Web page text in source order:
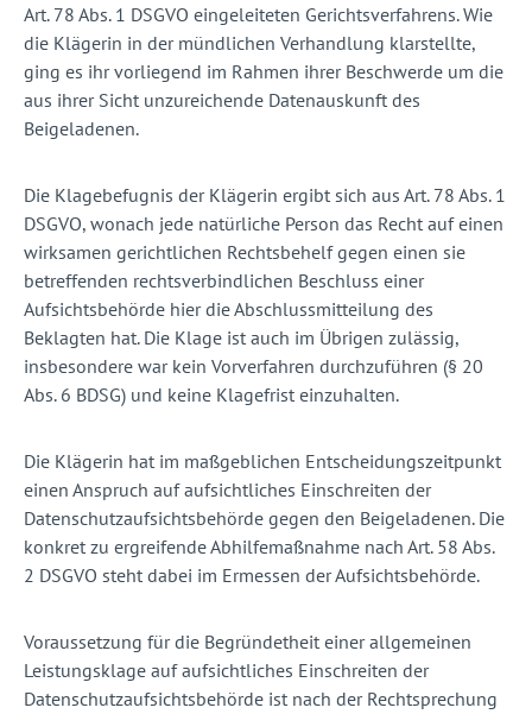
Art. 78 Abs. 1 DSGVO eingeleiteten Gerichtsverfahrens. Wie
die Klägerin in der mündlichen Verhandlung klarstellte,
ging es ihr vorliegend im Rahmen ihrer Beschwerde um die
aus ihrer Sicht unzureichende Datenauskunft des
Beigeladenen.
Die Klagebefugnis der Klägerin ergibt sich aus Art. 78 Abs. 1
DSGVO, wonach jede natürliche Person das Recht auf einen
wirksamen gerichtlichen Rechtsbehelf gegen einen sie
betreffenden rechtsverbindlichen Beschluss einer
Aufsichtsbehörde hier die Abschlussmitteilung des
Beklagten hat. Die Klage ist auch im Übrigen zulässig,
insbesondere war kein Vorverfahren durchzuführen (§ 20
Abs. 6 BDSG) und keine Klagefrist einzuhalten.
Die Klägerin hat im maßgeblichen Entscheidungszeitpunkt
einen Anspruch auf aufsichtliches Einschreiten der
Datenschutzaufsichtsbehörde gegen den Beigeladenen. Die
konkret zu ergreifende Abhilfemaßnahme nach Art. 58 Abs.
2 DSGVO steht dabei im Ermessen der Aufsichtsbehörde.
Voraussetzung für die Begründetheit einer allgemeinen
Leistungsklage auf aufsichtliches Einschreiten der
Datenschutzaufsichtsbehörde ist nach der Rechtsprechung